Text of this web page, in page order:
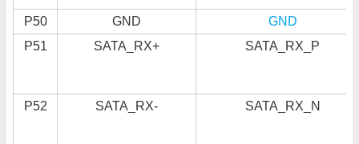
P50 GND
GND
P51
SATA_RX+ SATA_RX_P
P52 SATA_RX- SATA_RX_N